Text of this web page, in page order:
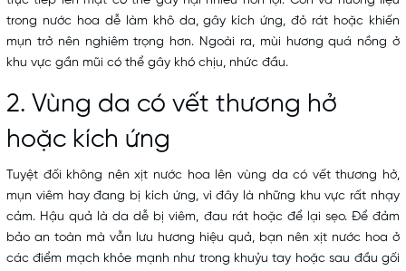
trong nước hoa dễ làm khô da, gây kích ứng, đỏ rát hoặc khiến
mụn trở nên nghiêm trọng hơn. Ngoài ra, mùi hương quá nồng ở
khu vực gần mũi có thể gây khó chịu, nhức đầu.
2. Vùng da có vết thương hở
hoặc kích ứng
Tuyệt đối không nên xịt nước hoa lên vùng da có vết thương hở,
mụn viêm hay đang bị kích ứng, vì đây là những khu vực rất nhạy
cảm. Hậu quả là da dễ bị viêm, đau rát hoặc để lại sẹo. Để đảm
bảo an toàn mà vẫn lưu hương hiệu quả, bạn nên xịt nước hoa ở
các điểm mạch khỏe mạnh như trong khuỷu tay hoặc sau đầu gối